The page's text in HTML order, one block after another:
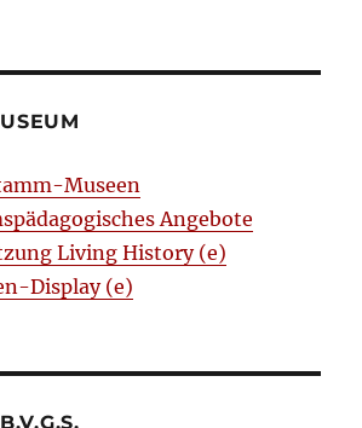
Museen
Angebote
Living History (e)
Display (e)